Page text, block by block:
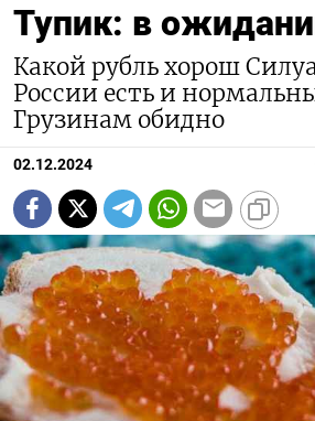
Тупик: в
Какой рубль хорош
России есть и
Грузинам обидно
02.12.2024